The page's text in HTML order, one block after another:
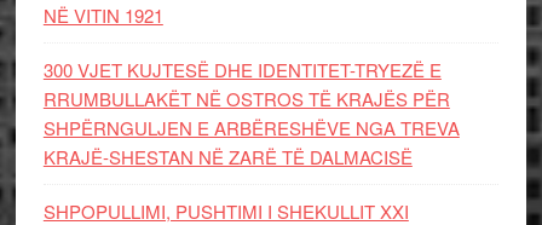
NË VITIN 1921
300 VJET KUJTESË DHE IDENTITET-TRYEZË E
RRUMBULLAKËT NË OSTROS TË KRAJËS PËR
SHPËRNGULJEN E ARBËRESHËVE NGA TREVA
KRAJË-SHESTAN NË ZARË TË DALMACISË
SHPOPULLIMI, PUSHTIMI I SHEKULLIT XXI